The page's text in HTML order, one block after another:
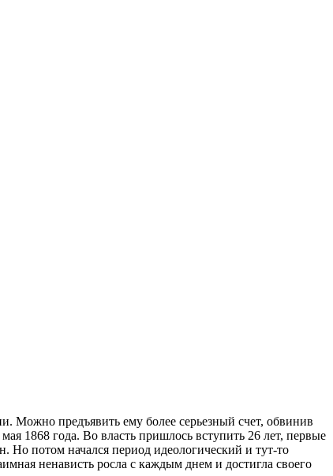
Можно предъявить ему более серьезный счет, обвинив
1868 года. Во власть пришлось вступить 26 лет, первые
Но потом начался период идеологический и тут-то
ненависть росла с каждым днем и достигла своего